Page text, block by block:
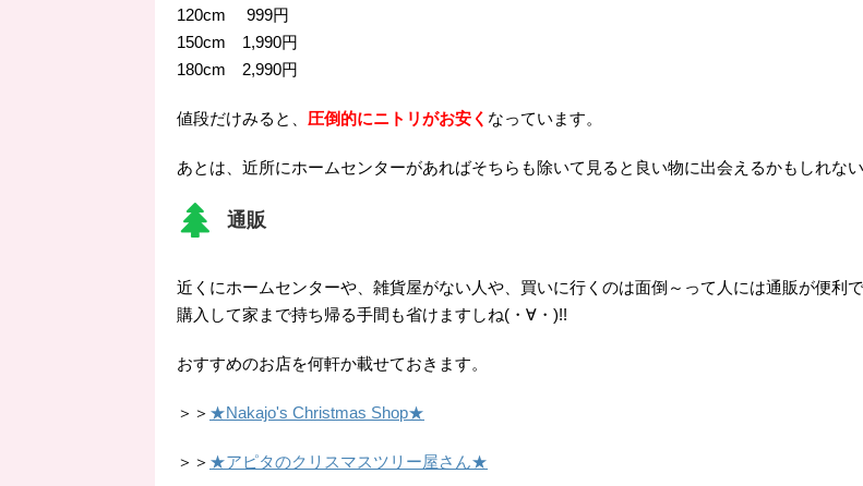
120cm 999円
150cm 1,990円
180cm 2,990円
値段だけみると、 圧倒的にニトリがお安く なっています。
あとは、近所にホームセンターがあればそちらも除いて見ると良い物に出会えるかもしれない
通販
近くにホームセンターや、雑貨屋がない人や、買いに行くのは面倒～って人には通販が便利で
購入して家まで持ち帰る手間も省けますしね(・∀・)!!
おすすめのお店を何軒か載せておきます。
＞＞ ★Nakajo's Christmas Shop★
＞＞ ★アピタのクリスマスツリー屋さん★